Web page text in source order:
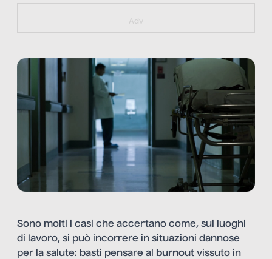
https://bit.ly/muster_aggiornamento
Adv
Sono molti i casi che accertano come, sui luoghi
di lavoro, si può incorrere in situazioni dannose
per la salute: basti pensare al
burnout vissuto in